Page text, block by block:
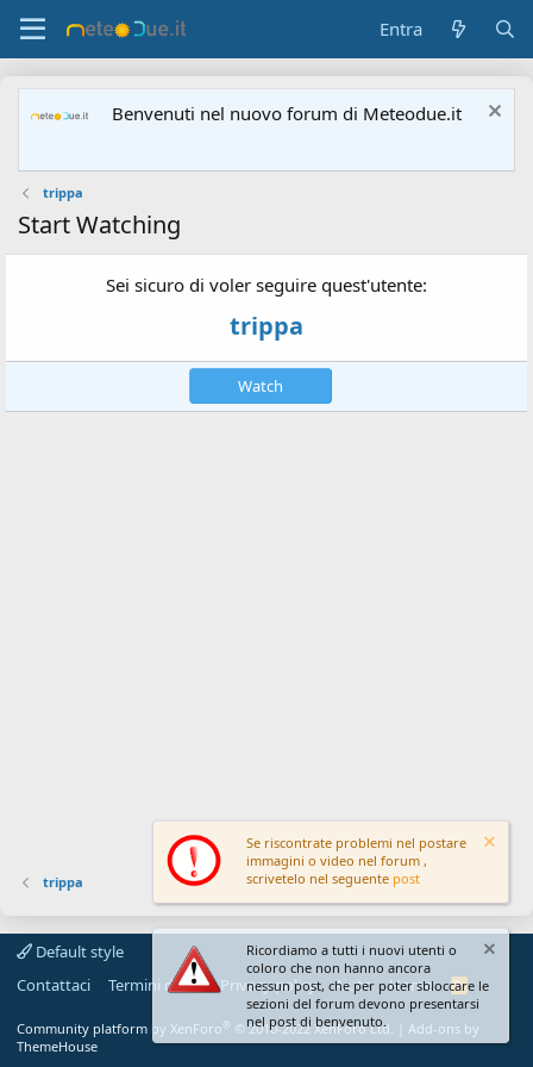
Entra
Benvenuti nel nuovo forum di Meteodue.it
trippa
Start Watching
Sei sicuro di voler seguire quest'utente:
trippa
Watch
trippa
Default style
Contattaci
Termini d'uso Privacy policy Aiuto Home
R
S
Community platform by XenForo® © 2010-2022 XenForo Ltd.
Add-ons by
ThemeHouse
Se riscontrate problemi nel postare
immagini o video nel forum ,
scrivetelo nel seguente post
Ricordiamo a tutti i nuovi utenti o
coloro che non hanno ancora
nessun post, che per poter sbloccare le
sezioni del forum devono presentarsi
nel post di benvenuto.